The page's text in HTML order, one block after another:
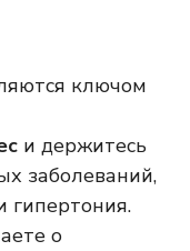
ключом
и держитесь
заболеваний,
гипертония.
о